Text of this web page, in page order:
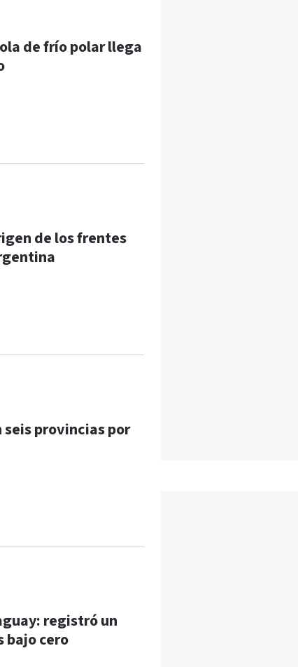
de frío polar llega
de los frentes
seis provincias por
registró un
bajo cero